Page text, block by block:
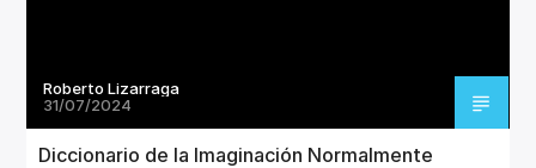
Roberto Lizarraga
31/07/2024
Diccionario de la Imaginación Normalmente